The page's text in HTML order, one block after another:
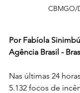
CBMGO/
Por Fabíola
Agência Brasil -
Nas últimas 24
5.132 focos de